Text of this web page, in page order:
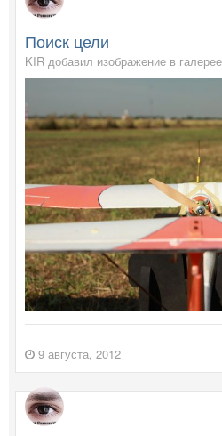
Поиск цели
KIR добавил изображение в
9 августа, 2012